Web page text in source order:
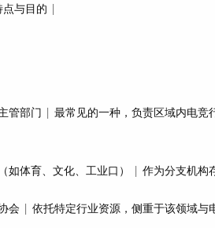
与目的 |
管部门 | 最常见的一种，负责区域内电竞
如体育、文化、工业口） | 作为分支机构
会 | 依托特定行业资源，侧重于该领域与